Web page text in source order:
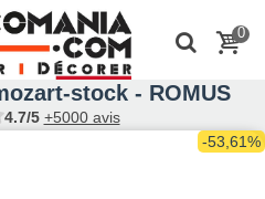
0
stock - ROMUS
4.7/5 +5000 avis
-53,61%